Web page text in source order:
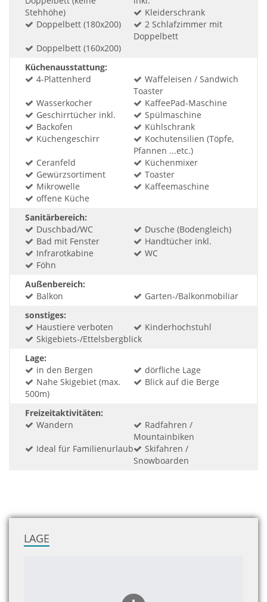
Stehhöhe)
Kleiderschrank
Doppelbett (180x200)
2 Schlafzimmer mit
Doppelbett
Doppelbett (160x200)
Küchenausstattung:
4-Plattenherd
Waffeleisen / Sandwich
Toaster
Wasserkocher
KaffeePad-Maschine
Geschirrtücher inkl.
Spülmaschine
Backofen
Kühlschrank
Küchengeschirr
Kochutensilien (Töpfe,
Pfannen ...etc.)
Ceranfeld
Küchenmixer
Gewürzsortiment
Toaster
Mikrowelle
Kaffeemaschine
offene Küche
Sanitärbereich:
Duschbad/WC
Dusche (Bodengleich)
Bad mit Fenster
Handtücher inkl.
Infrarotkabine
WC
Föhn
Außenbereich:
Balkon
Garten-/Balkonmobiliar
sonstiges:
Haustiere verboten
Kinderhochstuhl
Skigebiets-/Ettelsbergblick
Lage:
in den Bergen
dörfliche Lage
Nahe Skigebiet (max.
500m)
Blick auf die Berge
Freizeitaktivitäten:
Wandern
Radfahren /
Mountainbiken
Ideal für Familienurlaub
Skifahren /
Snowboarden
LAGE